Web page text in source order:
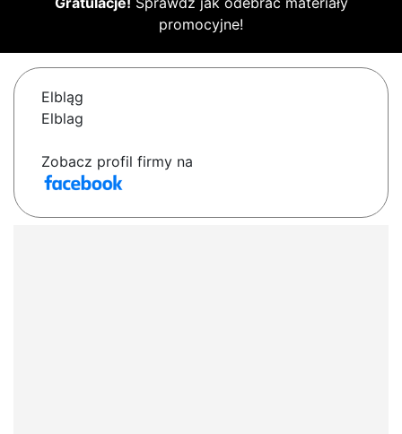
promocyjne!
Elbląg
Elblag
Zobacz profil firmy na